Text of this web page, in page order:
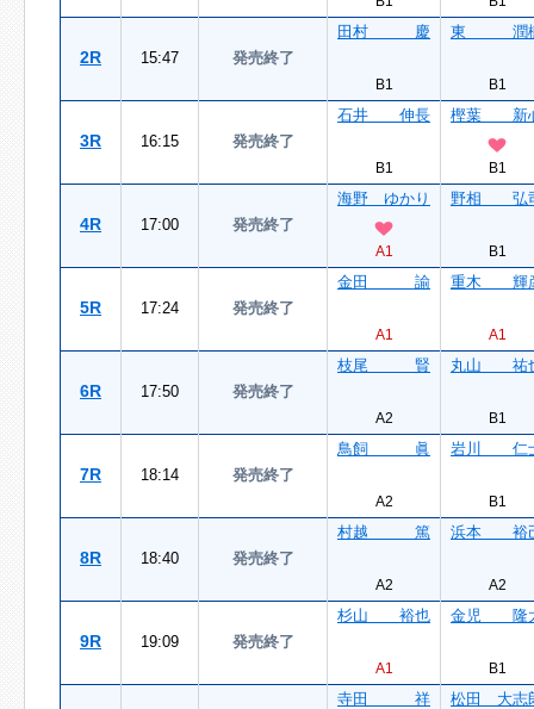
2R 15:47 発売終了
田村 慶
B1
東 潤
B1
3R 16:15 発売終了
石井 伸長
B1
樫葉 新
B1
4R 17:00 発売終了
海野 ゆかり
A1
野相 弘
B1
5R 17:24 発売終了
金田 諭
A1
重木 輝
A1
6R 17:50 発売終了
枝尾 賢
A2
丸山 祐
B1
7R 18:14 発売終了
鳥飼 眞
A2
岩川 仁
B1
8R 18:40 発売終了
村越 篤
A2
浜本 裕
A2
9R 19:09 発売終了
杉山 裕也
A1
金児 隆
B1
寺田 祥 松田 大志